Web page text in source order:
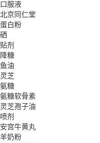
口服液
北京同仁堂
蛋白粉
硒
贴剂
降糖
鱼油
灵芝
氨糖
氨糖软骨素
灵芝孢子油
喷剂
安宫牛黄丸
羊奶粉